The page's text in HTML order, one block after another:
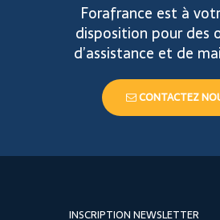
Forafrance est à
disposition pour des
d’assistance et de
CONTACTEZ
INSCRIPTION NEWSLETTER